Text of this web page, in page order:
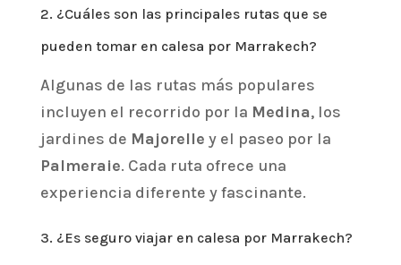
2. ¿Cuáles son las principales rutas que se
pueden tomar en calesa por Marrakech?
Algunas de las rutas más populares
incluyen el recorrido por la Medina, los
jardines de Majorelle y el paseo por la
Palmeraie. Cada ruta ofrece una
experiencia diferente y fascinante.
3. ¿Es seguro viajar en calesa por Marrakech?